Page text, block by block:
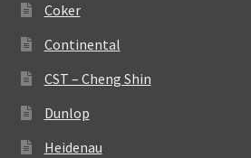
Coker
Continental
CST – Cheng Shin
Dunlop
Heidenau